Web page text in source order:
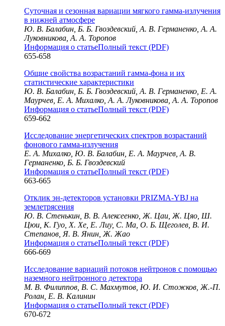
Суточная и сезонная вариации мягкого гамма-излучения
в нижней атмосфере
Ю. В. Балабин, Б. Б. Гвоздевский, А. В. Германенко, А. А.
Луковникова, А. А. Торопов
Информация о статьеПолный текст (PDF)
655-658
Общие свойства возрастаний гамма-фона и их
статистические характеристики
Ю. В. Балабин, Б. Б. Гвоздевский, А. В. Германенко, Е. А.
Маурчев, Е. А. Михалко, А. А. Луковникова, А. А. Торопов
Информация о статьеПолный текст (PDF)
659-662
Исследование энергетических спектров возрастаний
фонового гамма-излучения
Е. А. Михалко, Ю. В. Балабин, Е. А. Маурчев, А. В.
Германенко, Б. Б. Гвоздевский
Информация о статьеПолный текст (PDF)
663-665
Отклик эн-детекторов установки PRIZMA-YBJ на
землетрясения
Ю. В. Стенькин, В. В. Алексеенко, Ж. Цаи, Ж. Цяо, Ш.
Цюи, К. Гуо, Х. Хе, Е. Лиу, С. Ма, О. Б. Щеголев, В. И.
Степанов, Я. В. Янин, Ж. Жао
Информация о статьеПолный текст (PDF)
666-669
Исследование вариаций потоков нейтронов с помощью
наземного нейтронного детектора
М. В. Филиппов, В. С. Махмутов, Ю. И. Стожков, Ж.-П.
Ролан, Е. В. Калинин
Информация о статьеПолный текст (PDF)
670-672